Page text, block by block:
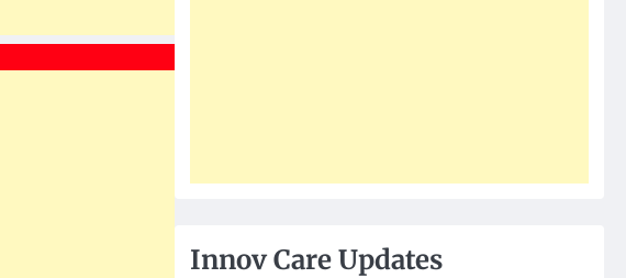
Innov Care Updates